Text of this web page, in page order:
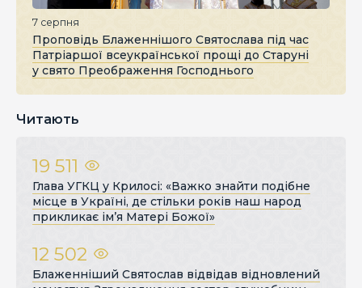
7 серпня
Проповідь Блаженнішого Святослава під час
Патріаршої всеукраїнської прощі до Старуні
у свято Преображення Господнього
Читають
19 511
Глава УГКЦ у Крилосі: «Важко знайти подібне
місце в Україні, де стільки років наш народ
прикликає ім’я Матері Божої»
12 502
Блаженніший Святослав відвідав відновлений